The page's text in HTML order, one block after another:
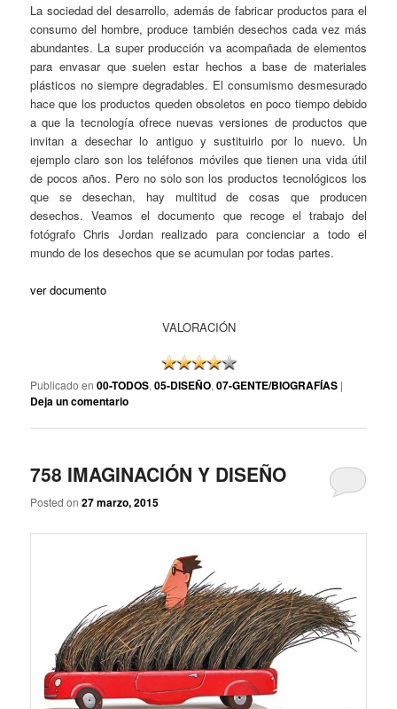
La sociedad del desarrollo, además de fabricar productos para el
consumo del hombre, produce también desechos cada vez más
abundantes. La super producción va acompañada de elementos
para envasar que suelen estar hechos a base de materiales
plásticos no siempre degradables. El consumismo desmesurado
hace que los productos queden obsoletos en poco tiempo debido
a que la tecnología ofrece nuevas versiones de productos que
invitan a desechar lo antiguo y sustituirlo por lo nuevo. Un
ejemplo claro son los teléfonos móviles que tienen una vida útil
de pocos años. Pero no solo son los productos tecnológicos los
que se desechan, hay multitud de cosas que producen
desechos. Veamos el documento que recoge el trabajo del
fotógrafo Chris Jordan realizado para concienciar a todo el
mundo de los desechos que se acumulan por todas partes.
ver documento
VALORACIÓN
Publicado en 00-TODOS,05-DISEÑO,07-GENTE/BIOGRAFÍAS |
Deja un comentario
758 IMAGINACIÓN Y DISEÑO
Posted on27 marzo, 2015